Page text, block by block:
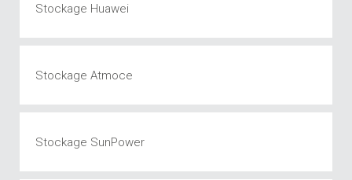
Stockage Huawei
Stockage Atmoce
Stockage SunPower